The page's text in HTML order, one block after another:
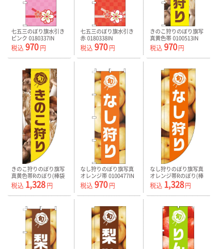
七五三のぼり旗水引き
ピンク 0180337IN
税込 970 円
七五三のぼり旗水引き
赤 0180338IN
税込 970円
きのこ狩りのぼり旗写
真黄色帯 0100513IN
税込 970円
きのこ狩りのぼり旗写
真黄色帯Rのぼり(棒袋
仕様)-0100514RIN
税込 1,328 円
なし狩りのぼり旗写真
オレンジ帯 0100477IN
税込 970円
なし狩りのぼり旗写真
オレンジ帯Rのぼり(棒
袋仕様)-0100478RIN
税込 1,328円